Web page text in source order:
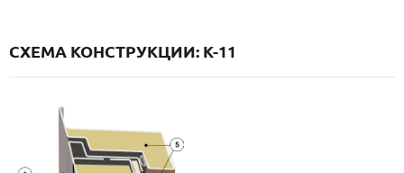
СХЕМА КОНСТРУКЦИИ: K-11